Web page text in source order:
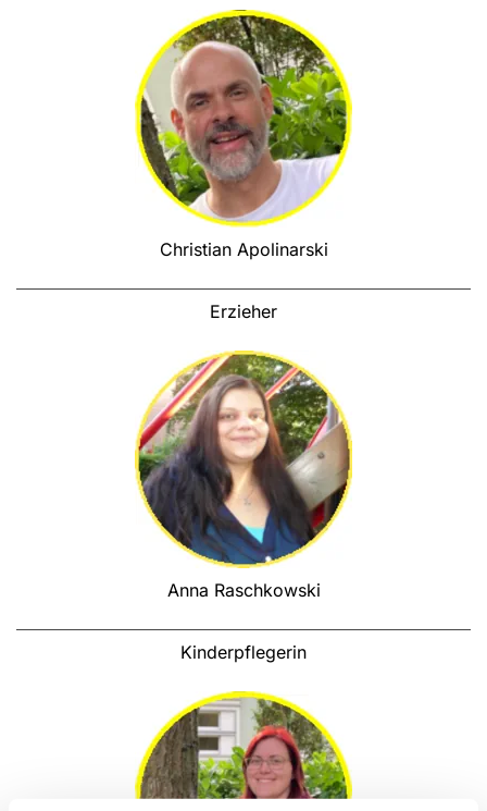
Christian Apolinarski
Erzieher
Anna Raschkowski
Kinderpflegerin